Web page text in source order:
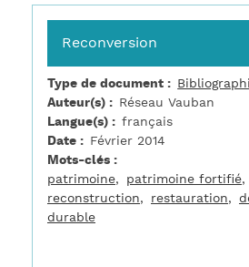
Reconversion
Type de document
Auteur(s)
Réseau Vauban
Langue(s)
français
Date
Février 2014
Mots-clés
patrimoine
patrimoine fortifié
reconstruction
restauration
durable